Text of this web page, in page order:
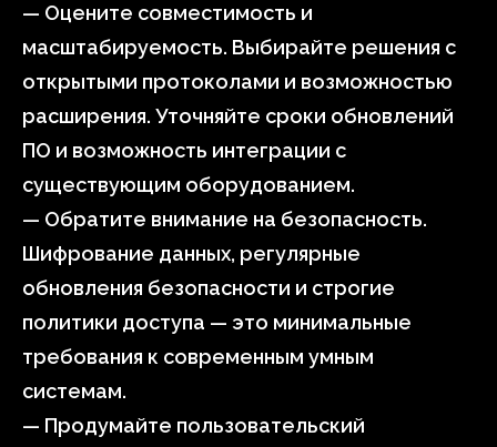
— Оцените совместимость и
масштабируемость. Выбирайте решения с
открытыми протоколами и возможностью
расширения. Уточняйте сроки обновлений
ПО и возможность интеграции с
существующим оборудованием.
— Обратите внимание на безопасность.
Шифрование данных, регулярные
обновления безопасности и строгие
политики доступа — это минимальные
требования к современным умным
системам.
— Продумайте пользовательский